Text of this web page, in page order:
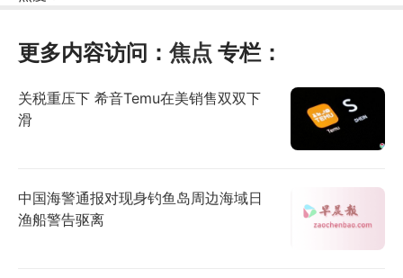
更多内容访问： 焦点 专栏：
关税重压下 希音Temu在美销售双双下
滑
中国海警通报对现身钓鱼岛周边海域日
渔船警告驱离